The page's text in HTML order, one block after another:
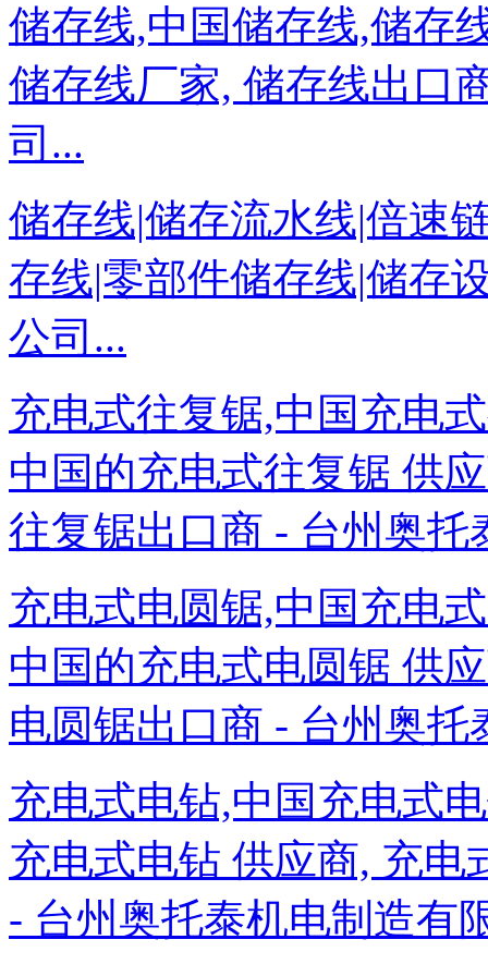
储存线,中国储存线,储存
储存线厂家, 储存线出口
司...
储存线|储存流水线|倍速
存线|零部件储存线|储存
公司...
充电式往复锯,中国充电
中国的充电式往复锯 供
往复锯出口商 - 台州奥托
充电式电圆锯,中国充电
中国的充电式电圆锯 供
电圆锯出口商 - 台州奥
充电式电钻,中国充电式
充电式电钻 供应商, 充电
- 台州奥托泰机电制造有